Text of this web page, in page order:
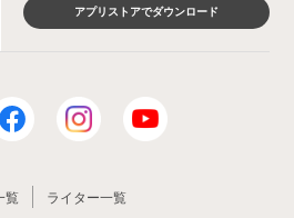
アプリストアでダウンロード
覧
ライター一覧